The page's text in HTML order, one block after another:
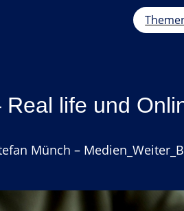
Real life und
Münch –